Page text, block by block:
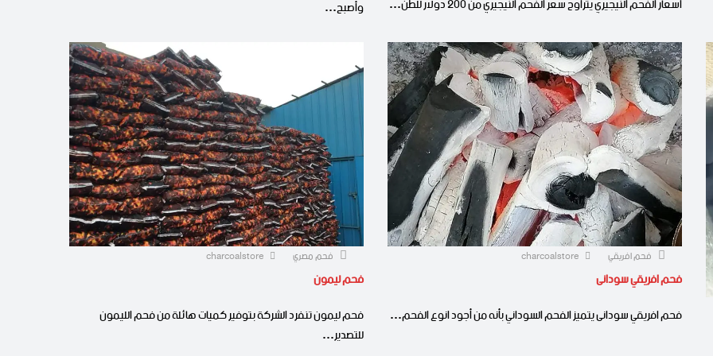
وأصبح…
فحم افريقي
فحم افريقي سودانى
فحم افريقي سودانى يتميز الفحم السوداني بأنه من أجود انوع الفحم…
فحم مصري
فحم ليمون
فحم ليمون تنفرد الشركة بتوفير كميات هائلة من فحم الليمون
للتصدير…